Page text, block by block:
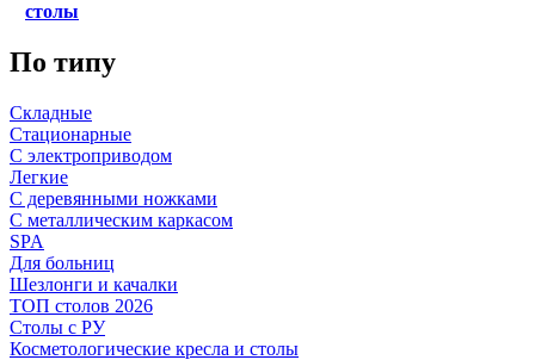
столы
По типу
Складные
Стационарные
С электроприводом
Легкие
С деревянными ножками
С металлическим каркасом
SPA
Для больниц
Шезлонги и качалки
ТОП столов 2026
Столы с РУ
Косметологические кресла и столы